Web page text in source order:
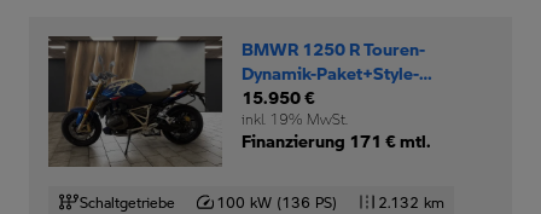
BMWR 1250 R Touren-
Dynamik-Paket+Style-
Sport+SZH+
15.950 €
inkl. 19% MwSt.
Finanzierung 171 € mtl.
Schaltgetriebe 100 kW (136 PS)
2.132 km